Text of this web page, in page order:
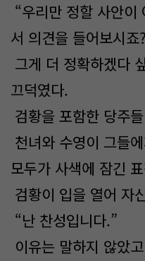
“우리만 정할 사안이
서 의견을 들어보시죠
그게 더 정확하겠다
끄덕였다.
검황을 포함한 당주
천녀와 수영이 그들
모두가 사색에 잠긴
검황이 입을 열어 자
“난 찬성입니다.”
이유는 말하지 않았